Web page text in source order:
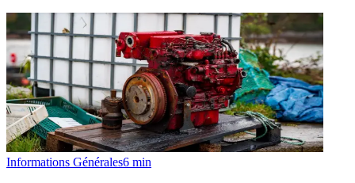
Informations Générales6 min